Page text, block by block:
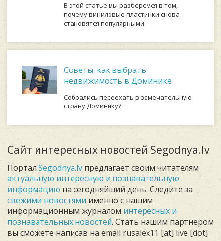
В этой статье мы разберемся в том,
почему виниловые пластинки снова
становятся популярными.
Советы: как выбрать
недвижимость в Доминике
Собрались переехать в замечательную
страну Доминику?
Сайт интересных новостей Segodnya.lv
Портал Segodnya.lv предлагает своим читателям
актуальную интересную и познавательную
информацию на сегодняйший день. Следите за
свежими новостями именно с нашим
информационным журналом интересных и
познавательных новостей. Стать нашим партнёром
вы сможете написав на email rusalex11 [at] live [dot]